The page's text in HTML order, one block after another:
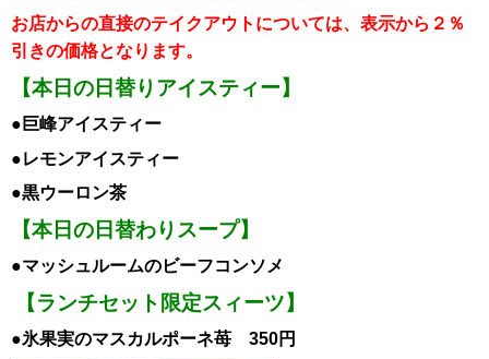
お店からの直接のテイクアウトについては、表示から２％
引きの価格となります。
【本日の日替りアイスティー】
●巨峰アイスティー
●レモンアイスティー
●黒ウーロン茶
【本日の日替わりスープ】
●マッシュルームのビーフコンソメ
【ランチセット限定スィーツ】
●氷果実のマスカルポーネ苺 350円